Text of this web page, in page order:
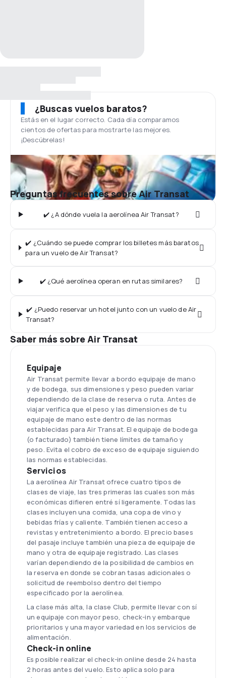
¿Buscas vuelos baratos?
Estás en el lugar correcto. Cada día comparamos
cientos de ofertas para mostrarte las mejores.
¡Descúbrelas!
Preguntas frecuentes sobre Air Transat
✔️ ¿A dónde vuela la aerolínea Air Transat?
✔️ ¿Cuándo se puede comprar los billetes más baratos
para un vuelo de Air Transat?
✔️ ¿Qué aerolínea operan en rutas similares?
✔️ ¿Puedo reservar un hotel junto con un vuelo de Air
Transat?
Saber más sobre Air Transat
Equipaje
Air Transat permite llevar a bordo equipaje de mano
y de bodega, sus dimensiones y peso pueden variar
dependiendo de la clase de reserva o ruta. Antes de
viajar verifica que el peso y las dimensiones de tu
equipaje de mano este dentro de las normas
establecidas para Air Transat. El equipaje de bodega
(o facturado) también tiene límites de tamaño y
peso. Evita el cobro de exceso de equipaje siguiendo
las normas establecidas.
Servicios
La aerolínea Air Transat ofrece cuatro tipos de
clases de viaje, las tres primeras las cuales son más
económicas difieren entré sí ligeramente. Todas las
clases incluyen una comida, una copa de vino y
bebidas frías y caliente. También tienen acceso a
revistas y entretenimiento a bordo. El precio bases
del pasaje incluye también una pieza de equipaje de
mano y otra de equipaje registrado. Las clases
varían dependiendo de la posibilidad de cambios en
la reserva en donde se cobran tasas adicionales o
solicitud de reembolso dentro del tiempo
especificado por la aerolínea.
La clase más alta, la clase Club, permite llevar con sí
un equipaje con mayor peso, check-in y embarque
prioritarios y una mayor variedad en los servicios de
alimentación.
Check-in online
Es posible realizar el check-in online desde 24 hasta
2 horas antes del vuelo. Esto aplica solo para